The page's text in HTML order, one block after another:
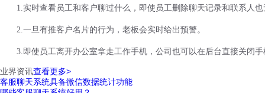
1.实时查看员工和客户聊过什么，即使员工删除聊天记录和联系人
2.一旦有推客户名片的行为，老板会实时给出预警。
3.即使员工离开办公室拿走工作手机，公司也可以在后台直接关闭手
业界资讯查看更多>
客服聊天系统具备微信数据统计功能